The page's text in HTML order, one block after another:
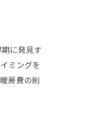
に発見す
ミングを
房費の削